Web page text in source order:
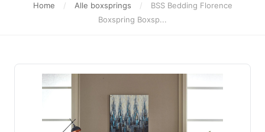
Home / Alle boxsprings /
BSS Bedding Florence
Boxspring Boxsp...